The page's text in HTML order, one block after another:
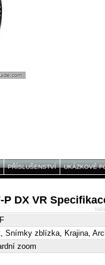
PŘÍSLUŠENSTVÍ UKÁZKOVÉ
P DX VR
Snímky zblízka, Krajina,
zoom